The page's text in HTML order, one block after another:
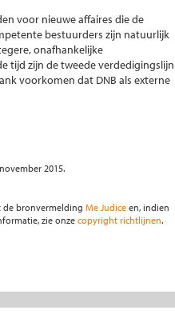
voor nieuwe affaires die de
bestuurders zijn natuurlijk
onafhankelijke
tijd zijn de tweede verdedigingslijn
voorkomen dat DNB als externe
2015.
de bronvermelding Me Judice en, indien
zie onze copyright richtlijnen.